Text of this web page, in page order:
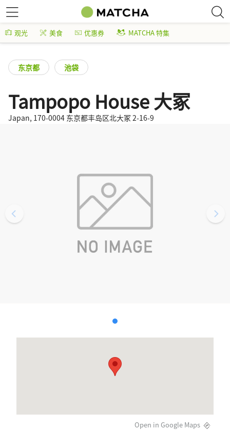
观光 美食 优惠券 MATCHA 特集
东京都 池袋
Tampopo House 大冢
Japan, 170-0004 东京都丰岛区北大冢 2-16-9
Open in Google Maps